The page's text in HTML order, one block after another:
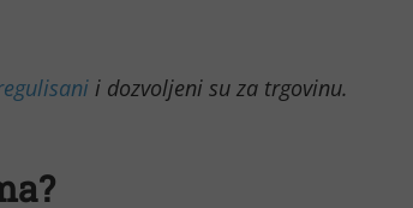
i dozvoljeni su za trgovinu.